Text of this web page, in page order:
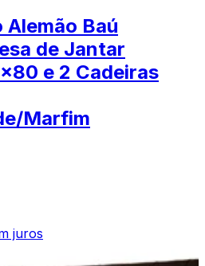
Baú
de Jantar
e 2 Cadeiras
Marfim
juros